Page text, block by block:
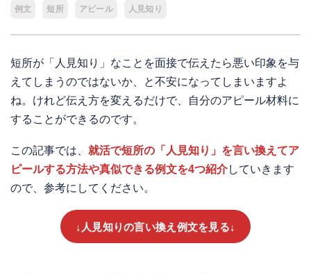
例文 短所 アピール 人見知り
短所が「人見知り」なことを面接で伝えたら悪い印象を与
えてしまうのではないか、と不安になってしまいますよ
ね。けれど伝え方を変えるだけで、自分のアピール材料に
することができるのです。
この記事では、 就活で短所の「人見知り」を言い換えてア
ピールする方法や真似できる例文を4つ紹介していきます
ので、参考にしてください。
↓人見知りの言い換え例文を見る↓